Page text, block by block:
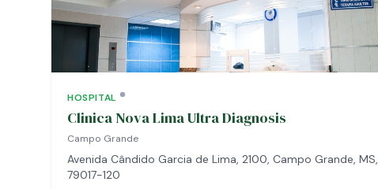
HOSPITAL
Clinica Nova Lima Ultra Diagnosis
Campo Grande
Avenida Cândido Garcia de Lima, 2100, Campo Grande, MS,
79017-120